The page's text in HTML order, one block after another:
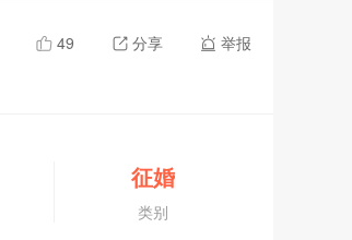
49 分享 举报
征婚
类别